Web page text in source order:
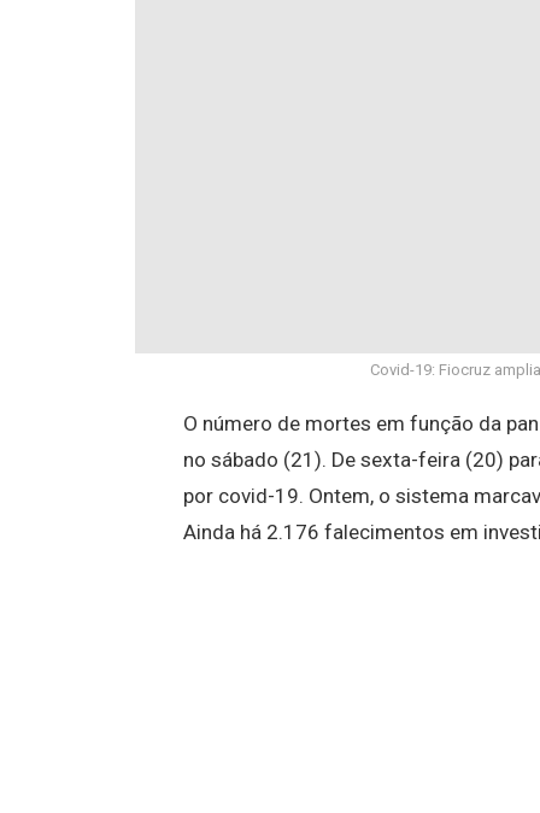
Covid-19: Fiocruz
O número de mortes em função da
no sábado (21). De sexta-feira (20)
por covid-19. Ontem, o sistema
Ainda há 2.176 falecimentos em